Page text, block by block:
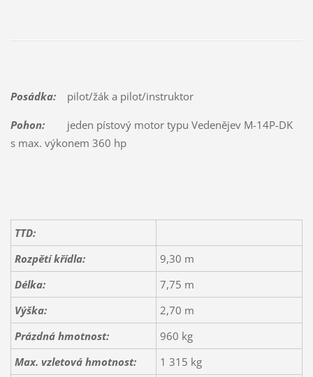
Posádka:pilot/žák a pilot/instruktor
Pohon:jeden pístový motor typu Vedenějev M-14P-DK
s max. výkonem 360 hp
TTD:
Rozpětí křídla:
9,30 m
Délka:
7,75 m
Výška:
2,70 m
Prázdná hmotnost:
960 kg
Max. vzletová hmotnost:
1 315 kg